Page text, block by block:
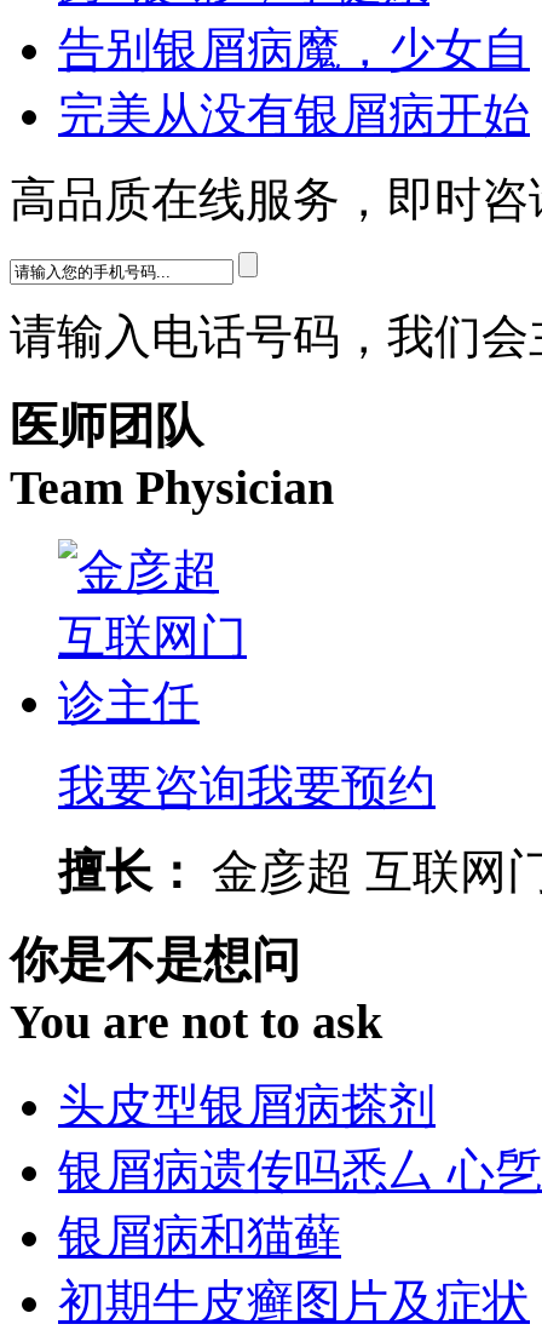
告别银屑病魔，少女自
完美从没有银屑病开始
高品质在线服务，即时咨
请输入电话号码，我们
医师团队
Team Physician
我要咨询我要预约
擅长：
金彦超 互联网
你是不是想问
You are not to ask
头皮型银屑病搽剂
银屑病遗传吗悉厶 心乺
银屑病和猫藓
初期牛皮癣图片及症状